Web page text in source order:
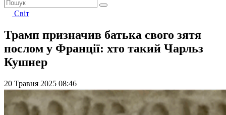
Світ
Трамп призначив батька свого зятя
послом у Франції: хто такий Чарльз
Кушнер
20 Травня 2025 08:46